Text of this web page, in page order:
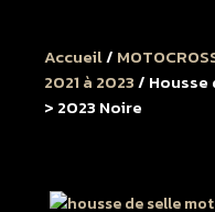
Accueil/
2021 à 2023/ Housse
> 2023 Noire